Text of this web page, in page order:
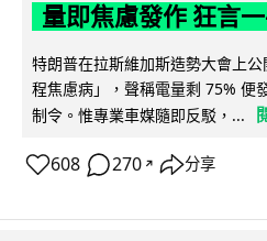
量即焦慮發作 狂言
特朗普在拉斯維加斯造勢大會上
程焦慮病」，聲稱電量剩 75% 便
制令。惟專業車媒隨即反駁，...
608 270 ↗ 分享